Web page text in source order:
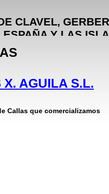
CLAVEL,
Y LAS
ITALIA Y BRASIL
X. AGUILA S.L.
Callas que comercializamos